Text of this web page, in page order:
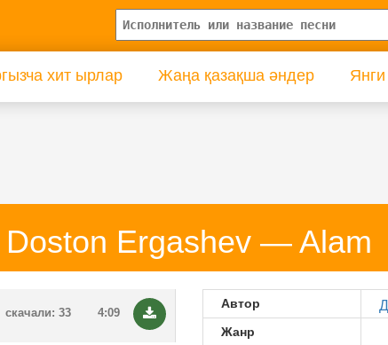
хит ырлар Жаңа қазақша әндер
Doston Ergashev — Alam
4:09
скачали: 33
Автор
Жанр